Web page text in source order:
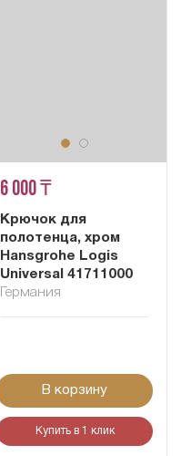
6 000 ₸
Крючок для
полотенца, хром
Hansgrohe Logis
Universal 41711000
Германия
В корзину
Купить в 1 клик